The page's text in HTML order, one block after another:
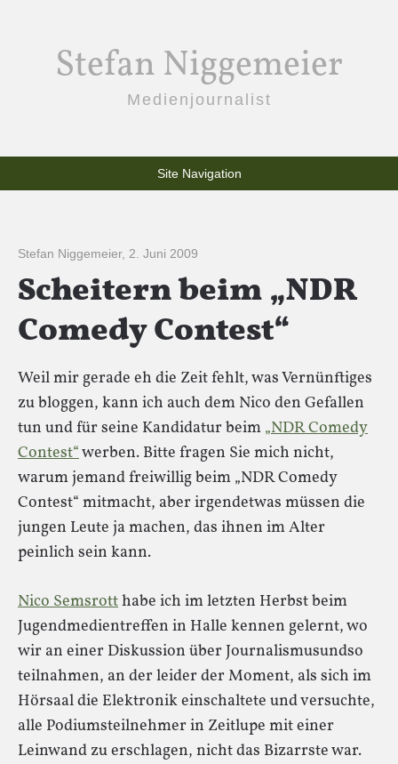
Stefan Niggemeier
Medienjournalist
Site Navigation
Stefan Niggemeier, 2. Juni 2009
Scheitern beim „NDR
Comedy Contest“
Weil mir gerade eh die Zeit fehlt, was Vernünftiges
zu bloggen, kann ich auch dem Nico den Gefallen
tun und für seine Kandidatur beim „NDR Comedy
Contest“werben. Bitte fragen Sie mich nicht,
warum jemand freiwillig beim „NDR Comedy
Contest“ mitmacht, aber irgendetwas müssen die
jungen Leute ja machen, das ihnen im Alter
peinlich sein kann.
Nico Semsrotthabe ich im letzten Herbst beim
Jugendmedientreffen in Halle kennen gelernt, wo
wir an einer Diskussion über Journalismusundso
teilnahmen, an der leider der Moment, als sich im
Hörsaal die Elektronik einschaltete und versuchte,
alle Podiumsteilnehmer in Zeitlupe mit einer
Leinwand zu erschlagen, nicht das Bizarrste war.